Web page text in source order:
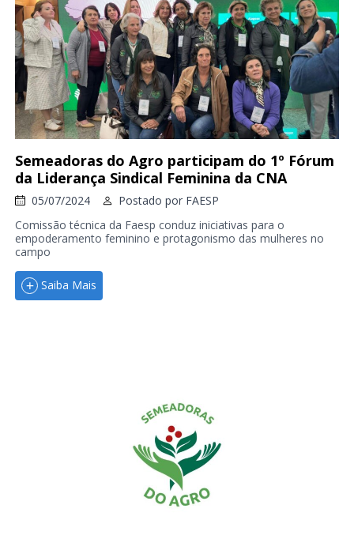
Semeadoras do Agro participam do 1º Fórum
da Liderança Sindical Feminina da CNA
05/07/2024 Postado por FAESP
Comissão técnica da Faesp conduz iniciativas para o
empoderamento feminino e protagonismo das mulheres no
campo
Saiba Mais